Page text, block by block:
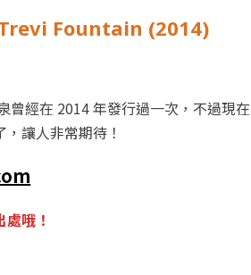
Fountain (2014)
經在 2014 年發行過一次，不過現
讓人非常期待！
哦！